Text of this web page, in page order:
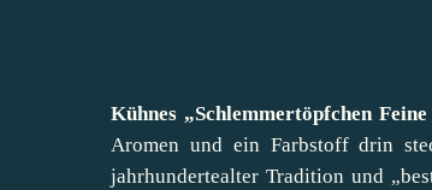
Kühnes „Schlemmertöpfchen
Aromen und ein Farbstoff drin
jahrhundertealter Tradition und